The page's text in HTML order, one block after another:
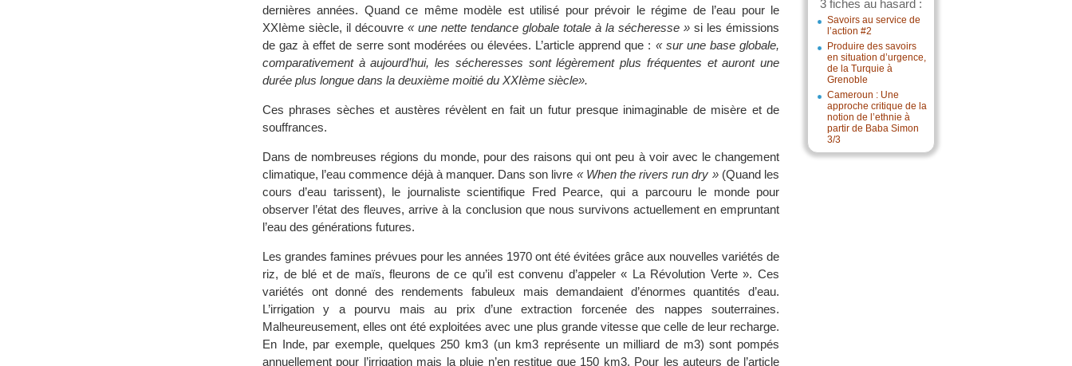
3 fiches au hasard :
Savoirs au service de
l’action #2
Produire des savoirs
en situation d’urgence,
de la Turquie à
Grenoble
Cameroun : Une
approche critique de la
notion de l’ethnie à
partir de Baba Simon
3/3
dernières années. Quand ce même modèle est utilisé pour prévoir le régime de l’eau pour le
XXIème siècle, il découvre « une nette tendance globale totale à la sécheresse » si les émissions
de gaz à effet de serre sont modérées ou élevées. L’article apprend que : « sur une base globale,
comparativement à aujourd’hui, les sécheresses sont légèrement plus fréquentes et auront une
durée plus longue dans la deuxième moitié du XXIème siècle».
Ces phrases sèches et austères révèlent en fait un futur presque inimaginable de misère et de
souffrances.
Dans de nombreuses régions du monde, pour des raisons qui ont peu à voir avec le changement
climatique, l’eau commence déjà à manquer. Dans son livre « When the rivers run dry »(Quand les
cours d’eau tarissent), le journaliste scientifique Fred Pearce, qui a parcouru le monde pour
observer l’état des fleuves, arrive à la conclusion que nous survivons actuellement en empruntant
l’eau des générations futures.
Les grandes famines prévues pour les années 1970 ont été évitées grâce aux nouvelles variétés de
riz, de blé et de maïs, fleurons de ce qu’il est convenu d’appeler « La Révolution Verte ». Ces
variétés ont donné des rendements fabuleux mais demandaient d’énormes quantités d’eau.
L’irrigation y a pourvu mais au prix d’une extraction forcenée des nappes souterraines.
Malheureusement, elles ont été exploitées avec une plus grande vitesse que celle de leur recharge.
En Inde, par exemple, quelques 250 km3 (un km3 représente un milliard de m3) sont pompés
annuellement pour l’irrigation mais la pluie n’en restitue que 150 km3. Pour les auteurs de l’article